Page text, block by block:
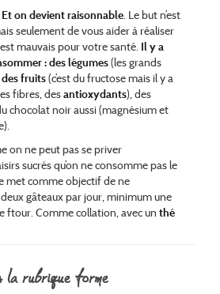
on devient raisonnable. Le but n’est
seulement de vous aider à réaliser
mauvais pour votre santé. Il y a
:des légumes(les grands
des fruits(c’est du fructose mais il y a
fibres, desantioxydants), des
chocolat noir aussi (magnésium et
on ne peut pas se priver
sucrés qu’on ne consomme pas le
met comme objectif de ne
gâteaux par jour, minimum une
ftour. Comme collation, avec un thé
la rubrique forme